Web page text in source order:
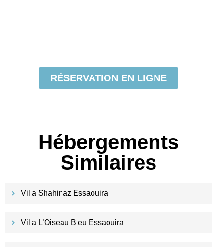
RÉSERVATION EN LIGNE
Hébergements
Similaires
Villa Shahinaz Essaouira
Villa L’Oiseau Bleu Essaouira